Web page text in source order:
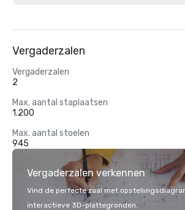
Vergaderzalen
Vergaderzalen
2
Max. aantal staplaatsen
1.200
Max. aantal stoelen
945
Vergaderzalen verkennen
Vind de perfecte zaal met
interactieve 3D-plattegronden.